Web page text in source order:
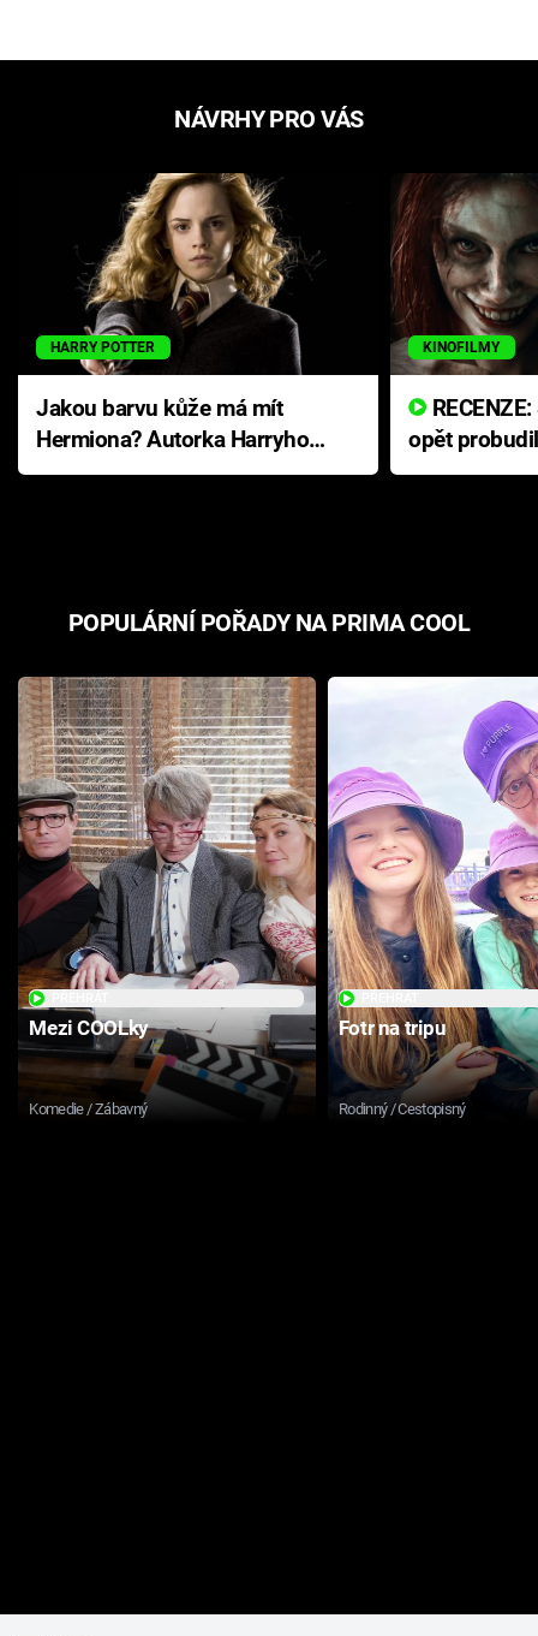
NÁVRHY PRO VÁS
HARRY POTTER
Jakou barvu kůže má mít
Hermiona? Autorka Harryho
Pottera přišla s ráznou
KINOFILMY
opět
přichází s
POPULÁRNÍ POŘADY NA PRIMA COOL
Mezi COOLky
Komedie / Zábavný
Fotr na tripu
Rodinný / Cestopisný